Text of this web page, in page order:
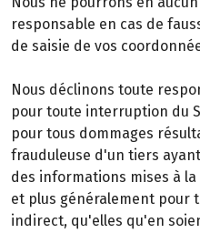
responsable en cas de
de saisie de vos
Nous déclinons toute
pour toute interruption du
pour tous dommages
frauduleuse d'un tiers
des informations mises à
et plus généralement pour
indirect, qu'elles qu'en